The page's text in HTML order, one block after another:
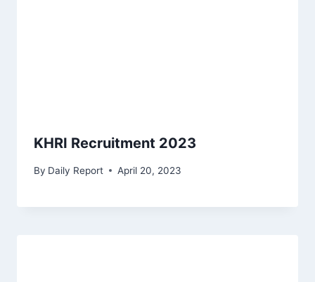
KHRI Recruitment 2023
By Daily Report April 20, 2023